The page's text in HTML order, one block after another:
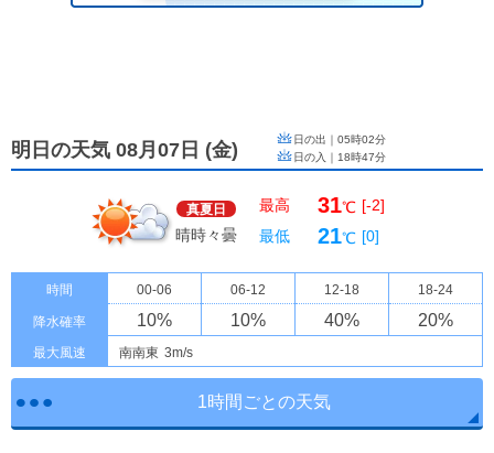
明日の天気 08月07日 (金) 日の出｜ 05時02分
日の入｜ 18時47分
真夏日
晴時々曇
最高 31℃ [-2]
最低
21℃ [0]
時間 00-06 06-12 12-18 18-24
降水確率 10% 10% 40% 20%
最大風速 南南東 3m/s
1時間ごとの天気